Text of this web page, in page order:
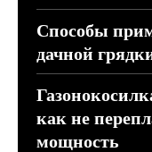
Способы
дачной
как не
мощность